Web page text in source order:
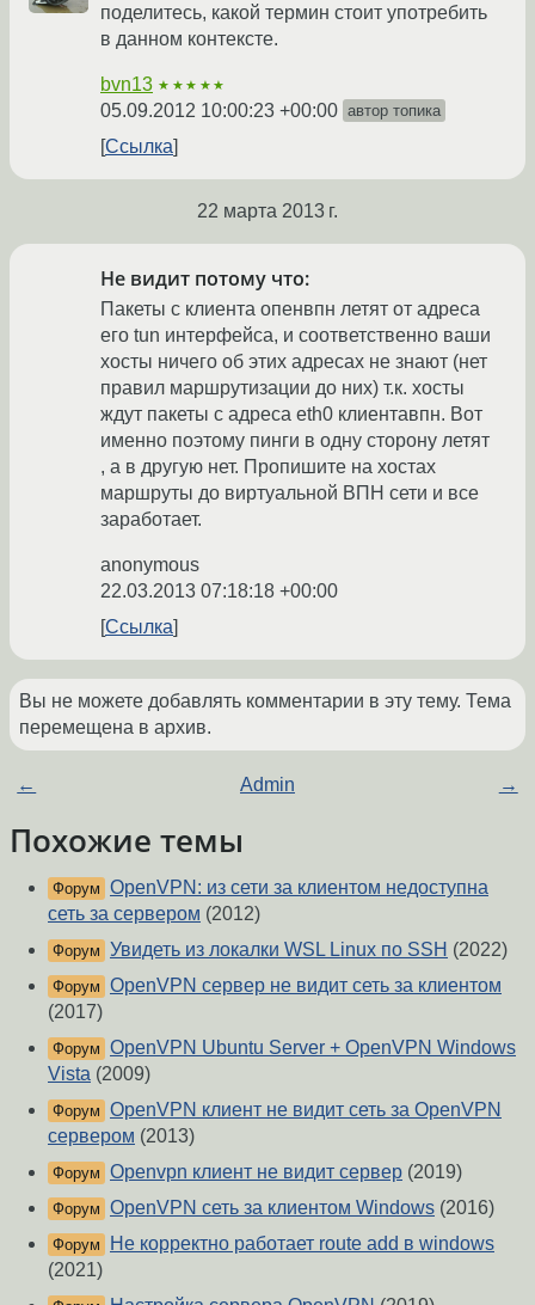
поделитесь, какой термин стоит употребить
в данном контексте.
bvn13 ★★★★★
05.09.2012 10:00:23 +00:00 автор топика
Ссылка
22 марта 2013 г.
Не видит потому что:
Пакеты с клиента опенвпн летят от адреса
его tun интерфейса, и соответственно ваши
хосты ничего об этих адресах не знают (нет
правил маршрутизации до них) т.к. хосты
ждут пакеты с адреса eth0 клиентавпн. Вот
именно поэтому пинги в одну сторону летят
, а в другую нет. Пропишите на хостах
маршруты до виртуальной ВПН сети и все
заработает.
anonymous
22.03.2013 07:18:18 +00:00
Ссылка
Вы не можете добавлять комментарии в эту тему. Тема
перемещена в архив.
← Admin →
Похожие темы
Форум OpenVPN: из сети за клиентом недоступна
сеть за сервером (2012)
Форум Увидеть из локалки WSL Linux по SSH (2022)
Форум OpenVPN сервер не видит сеть за клиентом
(2017)
Форум OpenVPN Ubuntu Server + OpenVPN Windows
Vista (2009)
Форум OpenVPN клиент не видит сеть за OpenVPN
сервером (2013)
Форум Openvpn клиент не видит сервер (2019)
Форум OpenVPN сеть за клиентом Windows (2016)
Форум
Не корректно работает route add в windows
(2021)